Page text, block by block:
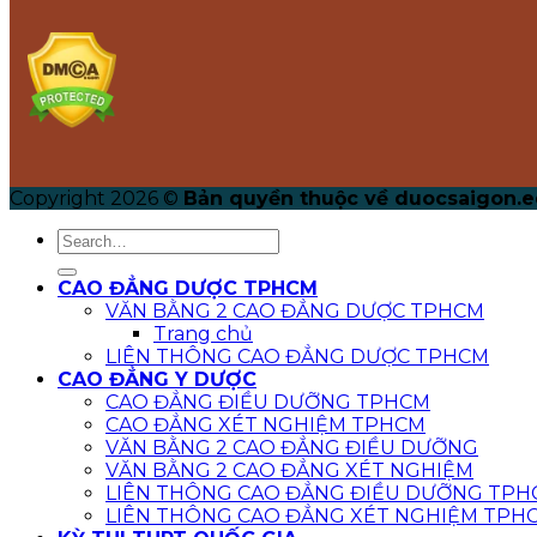
Copyright 2026 © Bản quyền thuộc về
CAO ĐẲNG DƯỢC TPHCM
VĂN BẰNG 2 CAO ĐẲNG DƯỢC TPHCM
Trang chủ
LIÊN THÔNG CAO ĐẲNG DƯỢC TPHCM
CAO ĐẲNG Y DƯỢC
CAO ĐẲNG ĐIỀU DƯỠNG TPHCM
CAO ĐẲNG XÉT NGHIỆM TPHCM
VĂN BẰNG 2 CAO ĐẲNG ĐIỀU DƯỠNG
VĂN BẰNG 2 CAO ĐẲNG XÉT NGHIỆM
LIÊN THÔNG CAO ĐẲNG ĐIỀU DƯỠNG
LIÊN THÔNG CAO ĐẲNG XÉT NGHIỆM